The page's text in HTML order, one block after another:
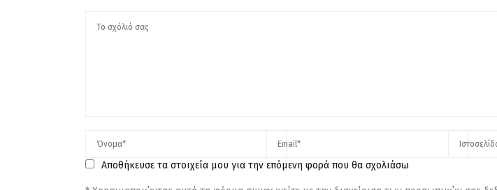
Αποθήκευσε τα στοιχεία μου για την επόμενη φορά που θα σχολιάσω